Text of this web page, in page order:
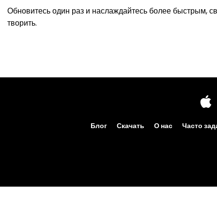
Обновитесь один раз и наслаждайтесь более
творить.
Блог Скачать О нас Часто